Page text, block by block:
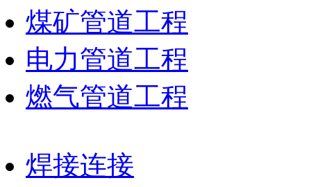
煤矿管道工程
电力管道工程
燃气管道工程
焊接连接